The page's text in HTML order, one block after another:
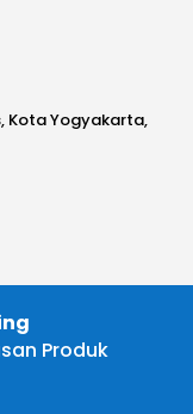
Kota Yogyakarta,
Produk